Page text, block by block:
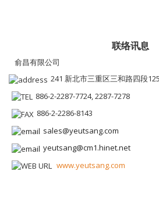
联络讯息
俞昌有限公司
241 新北市三重区三和路四段
886-2-2287-7724, 2287-7278
886-2-2286-8143
sales@yeutsang.com
yeutsang@cm1.hinet.net
www.yeutsang.com